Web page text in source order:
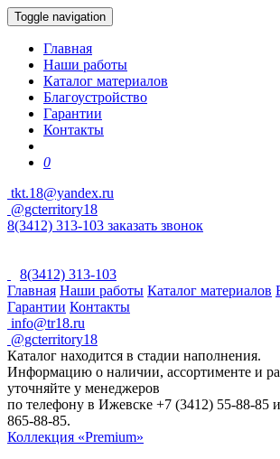
Toggle navigation
Главная
Наши работы
Каталог материалов
Благоустройство
Гарантии
Контакты
0
tkt.18@yandex.ru
@gcterritory18
8(3412) 313-103 заказать звонок
8(3412) 313-103
Главная Наши работы Каталог материалов
Гарантии Контакты
info@tr18.ru
@gcterritory18
Каталог находится в стадии наполнения.
Информацию о наличии, ассортименте и
уточняйте у менеджеров
по телефону в Ижевске +7 (3412) 55-88-85
865-88-85.
Коллекция «Premium»